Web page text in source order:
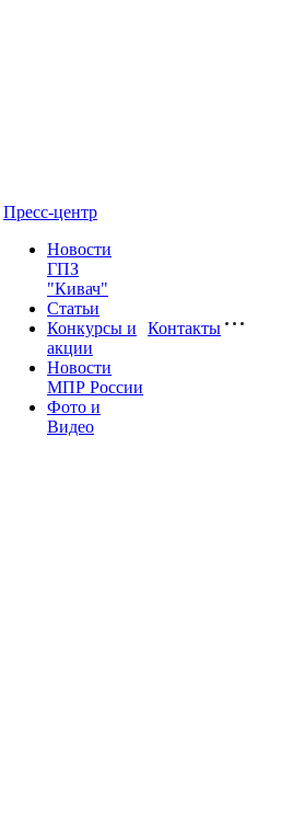
Пресс-центр
Новости
ГПЗ
"Кивач"
Статьи
Конкурсы и
акции
Новости
МПР России
Фото и
Видео
Контакты